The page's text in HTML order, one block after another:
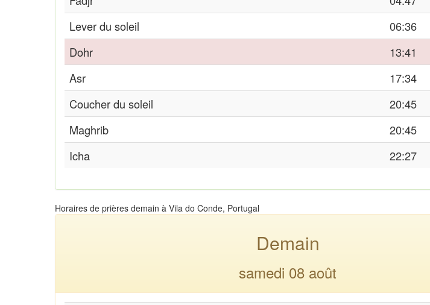
Lever du soleil
06:36
Dohr
13:41
Asr
17:34
Coucher du soleil
20:45
Maghrib
20:45
Icha
22:27
Horaires de prières demain à Vila do Conde, Portugal
Demain
samedi 08 août